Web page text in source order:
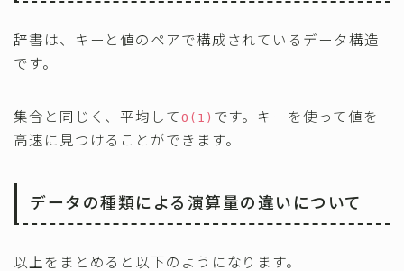
辞書は、キーと値のペアで構成されているデータ構造
です。
集合と同じく、平均して O(1) です。キーを使って値を
高速に見つけることができます。
データの種類による演算量の違いについて
以上をまとめると以下のようになります。